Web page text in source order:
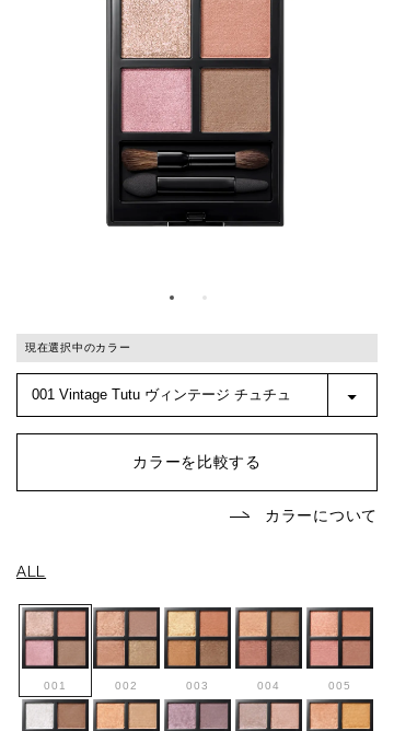
現在選択中のカラー
カラーを比較する
カラーについて
ALL
001 002 003 004 005